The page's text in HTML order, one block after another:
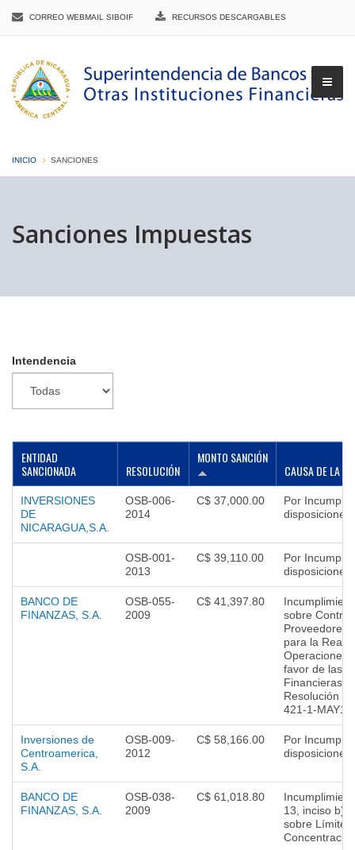
CORREO WEBMAIL SIBOIF RECURSOS DESCARGABLES
INICIO SANCIONES
Sanciones Impuestas
Intendencia
ENTIDAD
SANCIONADA
RESOLUCIÓN
MONTO SANCIÓN
CAUSA DE LA
INVERSIONES
DE
NICARAGUA,S.A.
OSB-006-
2014
C$ 37,000.00
Por
disposiciones
OSB-001-
2013
C$ 39,110.00
Por
disposiciones
BANCO DE
FINANZAS, S.A.
OSB-055-
2009
C$ 41,397.80
sobre
Proveedores
para la
Operaciones
favor de las
Financieras,
Resolución
421-1-
Inversiones de
Centroamerica,
S.A.
OSB-009-
2012
C$ 58,166.00
Por
disposiciones
BANCO DE
FINANZAS, S.A.
OSB-038-
2009
C$ 61,018.80
13, inciso b)
sobre Límites